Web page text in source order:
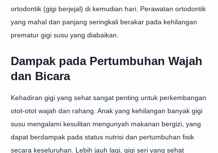
ortodontik (gigi berjejal) di kemudian hari. Perawatan ortodontik
yang mahal dan panjang seringkali berakar pada kehilangan
prematur gigi susu yang diabaikan.
Dampak pada Pertumbuhan Wajah
dan Bicara
Kehadiran gigi yang sehat sangat penting untuk perkembangan
otot-otot wajah dan rahang. Anak yang kehilangan banyak gigi
susu mengalami kesulitan mengunyah makanan bergizi, yang
dapat berdampak pada status nutrisi dan pertumbuhan fisik
secara keseluruhan. Lebih jauh lagi, gigi seri yang sehat